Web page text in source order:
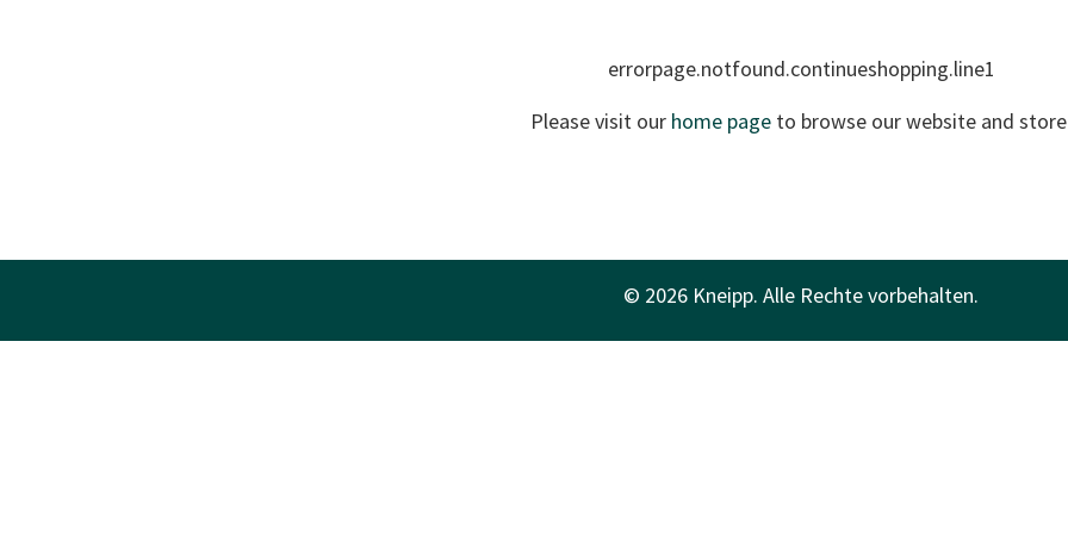
errorpage.notfound.continueshopping.line1
Please visit our home page to browse our website and
© 2026 Kneipp. Alle Rechte vorbehalten.